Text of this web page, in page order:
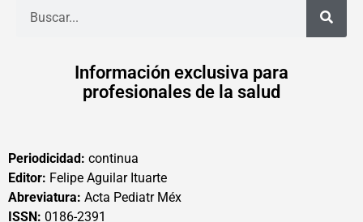
Información exclusiva para
profesionales de la salud
Periodicidad: continua
Editor: Felipe Aguilar Ituarte
Abreviatura: Acta Pediatr Méx
ISSN: 0186-2391